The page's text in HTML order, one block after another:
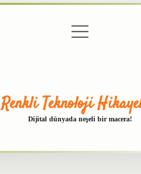
menüyü
aç
Renkli Teknoloji
Dijital dünyada neşeli bir macera!